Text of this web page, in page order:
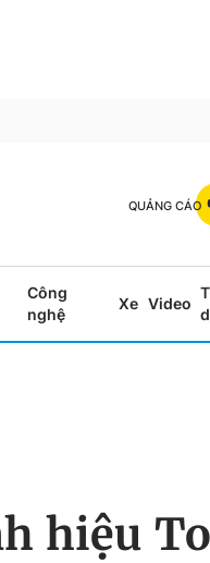
QUẢNG CÁO
Công
nghệ
Xe Video
hiệu